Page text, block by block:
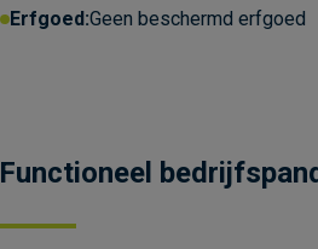
Erfgoed:Geen beschermd erfgoed
Functioneel